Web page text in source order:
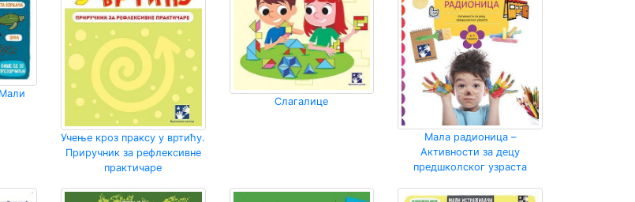
Учење кроз праксу у вртићу.
Приручник за рефлексивне
практичаре
Слагалице
Мала радионица –
Активности за децу
предшколског узраста